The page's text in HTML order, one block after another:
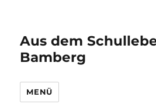
Aus dem
Bamberg
MENÜ